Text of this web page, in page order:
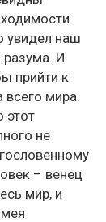
увидел наш
И
прийти к
всего мира.
этот
не
– венец
мир, и